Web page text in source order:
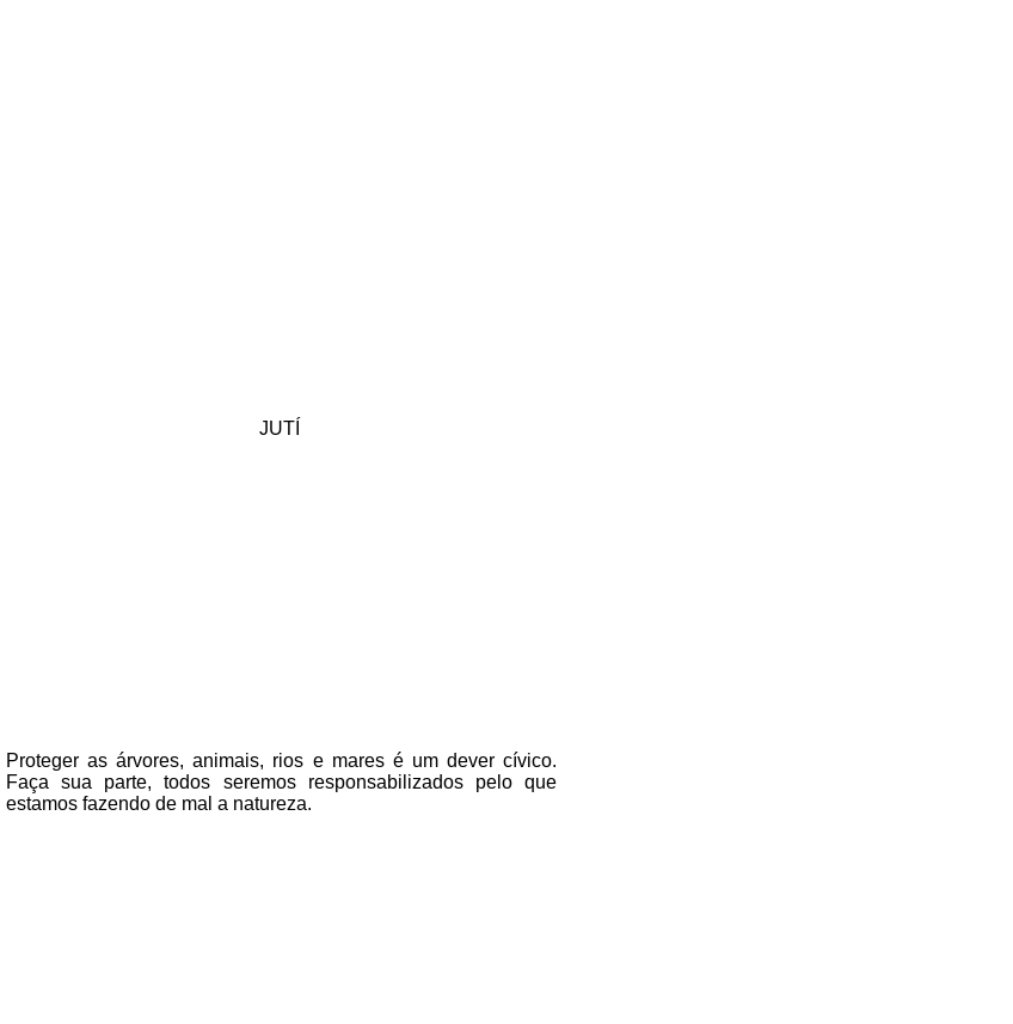
JUTÍ
Proteger as árvores, animais, rios e mares é um dever cívico.
Faça sua parte, todos seremos responsabilizados pelo que
estamos fazendo de mal a natureza.